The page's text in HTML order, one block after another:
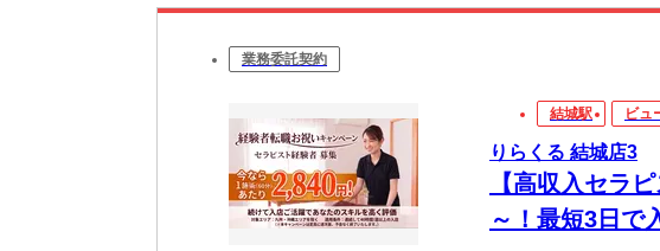
業務委託契約
結城駅 ビュ
りらくる 結城店3
【高収入セラ
～！最短3日で